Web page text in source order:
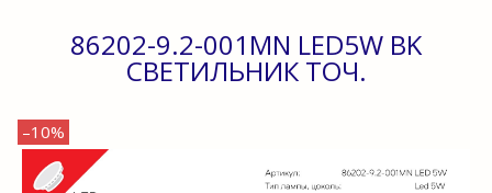
86202-9.2-001MN LED5W BK
СВЕТИЛЬНИК ТОЧ.
–10%